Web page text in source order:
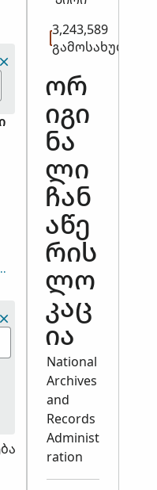
(დიაპაზონი)
ᲜᲝᲛᲔᲠᲘ (DGS)
3,243,589
გამოსახულება
ორ
იგი
ნა
ლი
ჩან
აწე
რის
ლო
კაც
ია
National
Archives
and
Records
Administ
ration